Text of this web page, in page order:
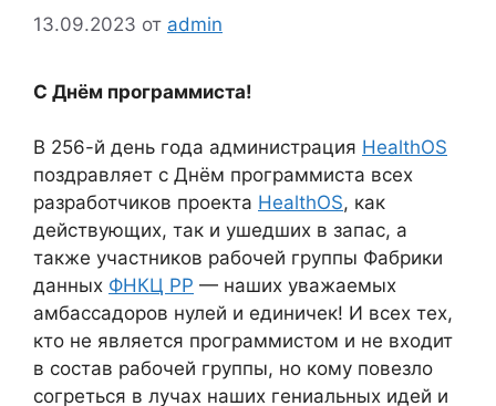
13.09.2023 от admin
С Днём программиста!
В 256-й день года администрация HealthOS
поздравляет с Днём программиста всех
разработчиков проекта HealthOS, как
действующих, так и ушедших в запас, а
также участников рабочей группы Фабрики
данных ФНКЦ РР — наших уважаемых
амбассадоров нулей и единичек! И всех тех,
кто не является программистом и не входит
в состав рабочей группы, но кому повезло
согреться в лучах наших гениальных идей и